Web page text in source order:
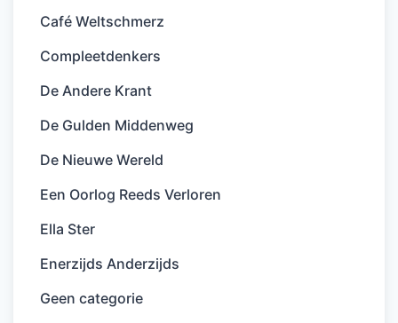
Café Weltschmerz
Compleetdenkers
De Andere Krant
De Gulden Middenweg
De Nieuwe Wereld
Een Oorlog Reeds Verloren
Ella Ster
Enerzijds Anderzijds
Geen categorie